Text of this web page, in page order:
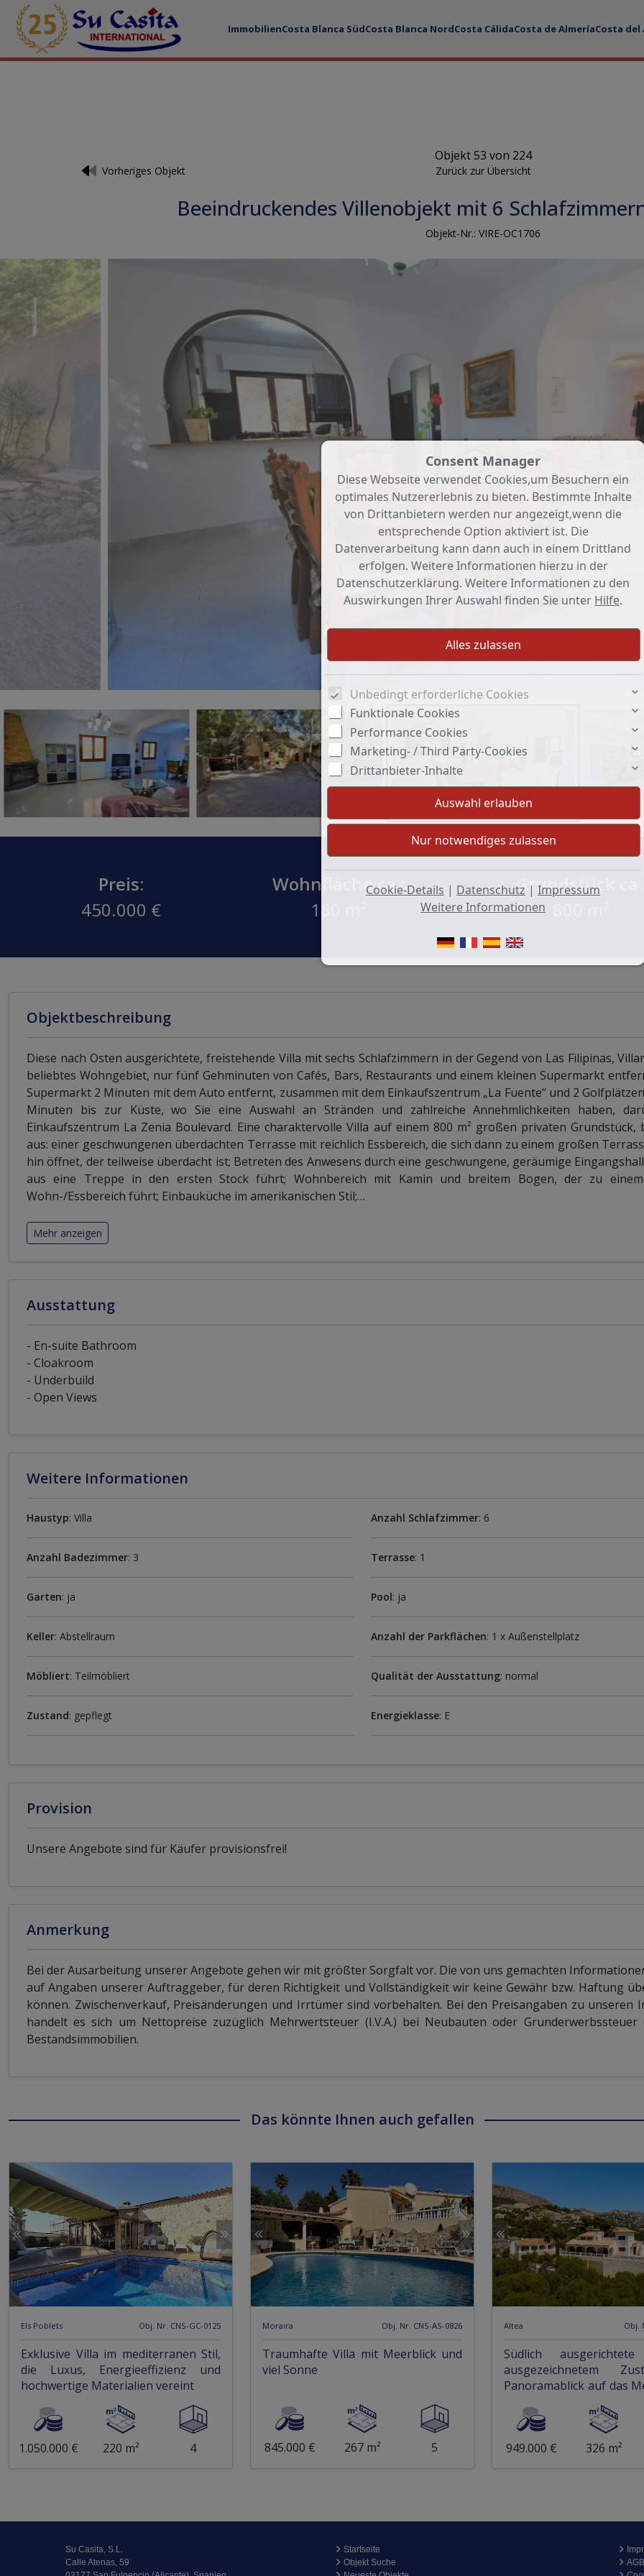
ImmobilienCosta Blanca SüdCosta Blanca NordCosta CálidaCosta de AlmeríaCosta del
Objekt 53 von 224
Vorheriges Objekt Zurück zur Übersicht
Beeindruckendes Villenobjekt mit 6
Objekt-Nr.: VIRE-OC1706
Preis:
450.000 €
Wohnfläche ca.:
180 m²
Grundstück
Objektbeschreibung
Diese nach Osten ausgerichtete, freistehende Villa mit sechs Schlafzimmern in der Gegend von Las Filipinas,
beliebtes Wohngebiet, nur fünf Gehminuten von Cafés, Bars, Restaurants und einem kleinen Supermarkt
Supermarkt 2 Minuten mit dem Auto entfernt, zusammen mit dem Einkaufszentrum „La Fuente“ und 2
Minuten bis zur Küste, wo Sie eine Auswahl an Stränden und zahlreiche Annehmlichkeiten haben,
Einkaufszentrum La Zenia Boulevard. Eine charaktervolle Villa auf einem 800 m² großen privaten Grundstück,
aus: einer geschwungenen überdachten Terrasse mit reichlich Essbereich, die sich dann zu einem großen
hin öffnet, der teilweise überdacht ist; Betreten des Anwesens durch eine geschwungene, geräumige
aus eine Treppe in den ersten Stock führt; Wohnbereich mit Kamin und breitem Bogen, der zu
Wohn-/Essbereich führt; Einbauküche im amerikanischen Stil;…
Mehr anzeigen
Ausstattung
- En-suite Bathroom
- Cloakroom
- Underbuild
- Open Views
Weitere Informationen
Haustyp: Villa Anzahl Schlafzimmer: 6
Anzahl Badezimmer: 3 Terrasse: 1
Garten: ja Pool: ja
Keller: Abstellraum Anzahl der Parkflächen: 1 x Außenstellplatz
Möbliert: Teilmöbliert Qualität der Ausstattung: normal
Zustand: gepflegt Energieklasse: E
Provision
Unsere Angebote sind für Käufer provisionsfrei!
Anmerkung
Bei der Ausarbeitung unserer Angebote gehen wir mit größter Sorgfalt vor. Die von uns gemachten
auf Angaben unserer Auftraggeber, für deren Richtigkeit und Vollständigkeit wir keine Gewähr bzw. Haftung
können. Zwischenverkauf, Preisänderungen und Irrtümer sind vorbehalten. Bei den Preisangaben zu unseren
handelt es sich um Nettopreise zuzüglich Mehrwertsteuer (I.V.A.) bei Neubauten oder Grunderwerbssteuer
Bestandsimmobilien.
Das könnte Ihnen auch gefallen
Els Poblets Obj. Nr. CNS-GC-0125
Exklusive Villa im mediterranen Stil,
die Luxus, Energieeffizienz und
hochwertige Materialien vereint
1.050.000 € 220 m² 4
Moraira Obj. Nr. CNS-AS-0826
Traumhafte Villa mit Meerblick und
viel Sonne
845.000 € 267 m² 5
Altea Obj.
Südlich
ausgezeichnetem
Panoramablick auf das
949.000 € 326 m²
Su Casita, S.L.
Calle Atenas, 59
Startseite
Objekt Suche
AGB
Consent Manager
Diese Webseite verwendet Cookies,um Besuchern ein
optimales Nutzererlebnis zu bieten. Bestimmte Inhalte
von Drittanbietern werden nur angezeigt,wenn die
entsprechende Option aktiviert ist. Die
Datenverarbeitung kann dann auch in einem Drittland
erfolgen. Weitere Informationen hierzu in der
Datenschutzerklärung. Weitere Informationen zu den
Auswirkungen Ihrer Auswahl finden Sie unter Hilfe.
Unbedingt erforderliche Cookies
Funktionale Cookies
Performance Cookies
Marketing- / Third Party-Cookies
Drittanbieter-Inhalte
Cookie-Details | Datenschutz | Impressum
Weitere Informationen